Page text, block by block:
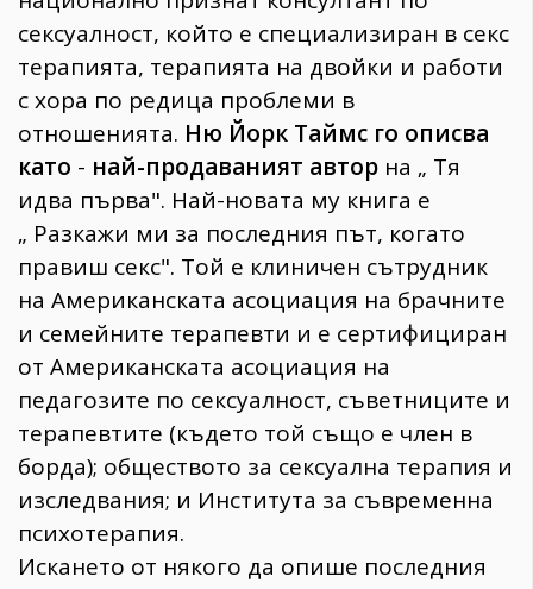
1816
ПОСЛЕДВАЙТЕ
НИ
сексуалност, който е специализиран в секс
терапията, терапията на двойки и работи
с хора по редица проблеми в
отношенията. Ню Йорк Таймс го описва
като - най-продаваният автор на „ Тя
идва първа". Най-новата му книга е
„ Разкажи ми за последния път, когато
правиш секс". Той е клиничен сътрудник
на Американската асоциация на брачните
и семейните терапевти и е сертифициран
от Американската асоциация на
педагозите по сексуалност, съветниците и
терапевтите (където той също е член в
борда); обществото за сексуална терапия и
изследвания; и Института за съвременна
психотерапия.
Искането от някого да опише последния